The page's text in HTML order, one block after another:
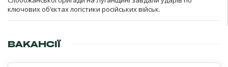
ключових об’єктах логістики російських військ.
ВАКАНСІЇ